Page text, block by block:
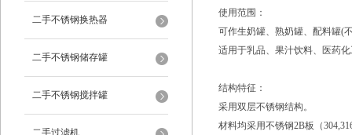
二手不锈钢换热器
二手不锈钢储存罐
二手不锈钢搅拌罐
二手过滤机
使用范围：
可作生奶罐、熟奶罐、配料罐(
适用于乳品、果汁饮料、医药
结构特征：
采用双层不锈钢结构。
材料均采用不锈钢2B板（